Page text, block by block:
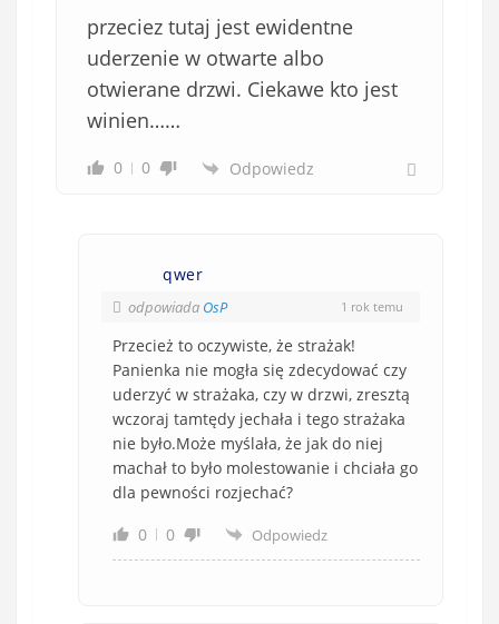
przeciez tutaj jest ewidentne
uderzenie w otwarte albo
otwierane drzwi. Ciekawe kto jest
winien……
0 0 Odpowiedz
qwer
odpowiada OsP 1 rok temu
Przecież to oczywiste, że strażak!
Panienka nie mogła się zdecydować czy
uderzyć w strażaka, czy w drzwi, zresztą
wczoraj tamtędy jechała i tego strażaka
nie było.Może myślała, że jak do niej
machał to było molestowanie i chciała go
dla pewności rozjechać?
0
0 Odpowiedz